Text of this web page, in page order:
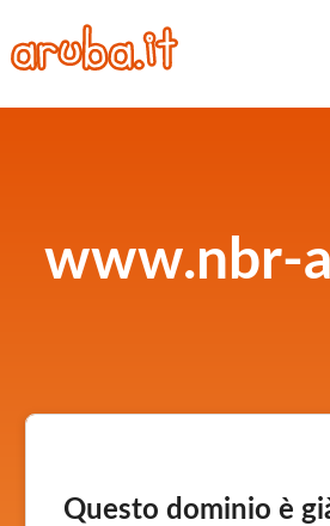
www.nbr-
Questo dominio è